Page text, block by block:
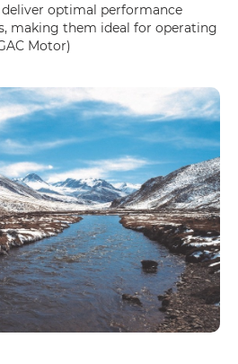
deliver optimal performance
making them ideal for operating
Motor)